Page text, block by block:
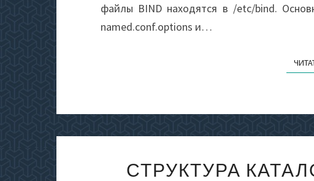
файлы BIND находятся в /etc/bind.
named.conf.options и…
СТРУКТУРА